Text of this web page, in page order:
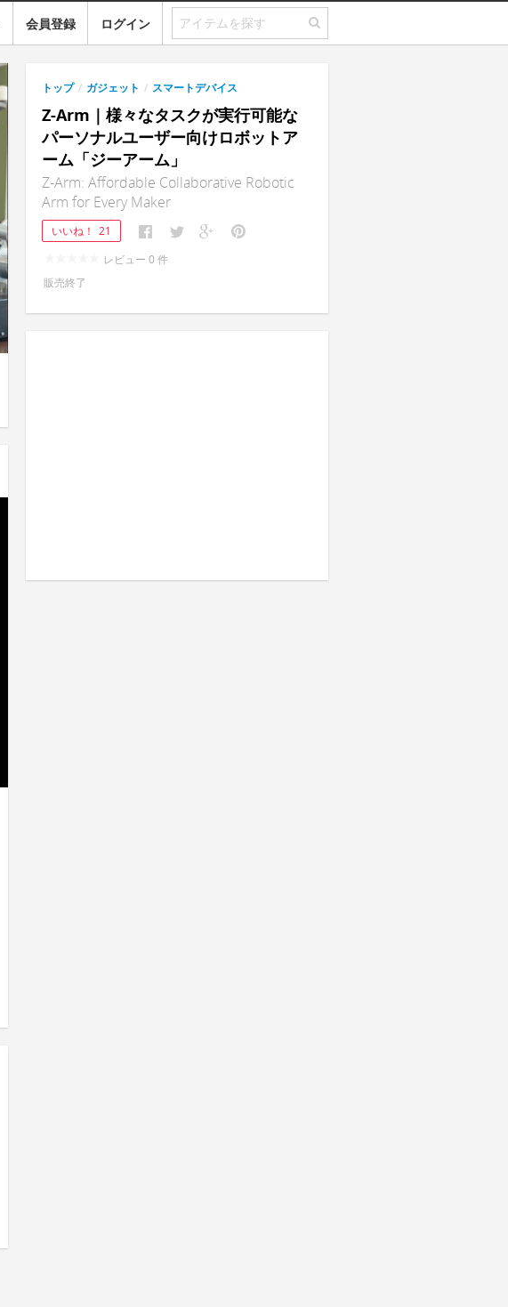
会員登録 ログイン
トップ / ガジェット / スマートデバイス
Z-Arm｜様々なタスクが実行可能な
パーソナルユーザー向けロボットア
ーム「ジーアーム」
Z-Arm: Affordable Collaborative Robotic
Arm for Every Maker
いいね！ 21
レビュー 0 件
販売終了